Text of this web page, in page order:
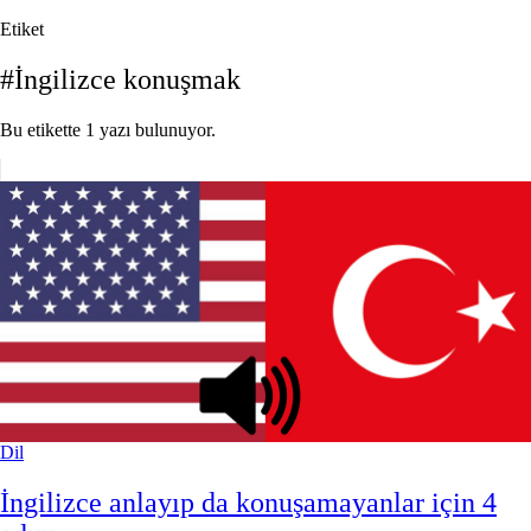
Etiket
#İngilizce konuşmak
Bu etikette 1 yazı bulunuyor.
Dil
İngilizce anlayıp da konuşamayanlar için 4